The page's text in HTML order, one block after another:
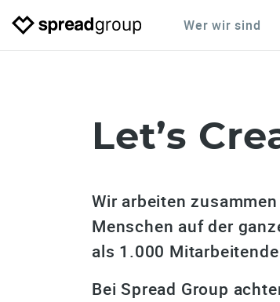
Wer wir sind
Let’s
Wir arbeiten
Menschen auf der
als 1.000
Bei Spread Group